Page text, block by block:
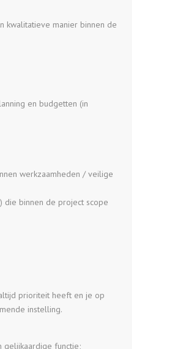
kwalitatieve manier binnen de
en budgetten (in
werkzaamheden / veilige
die binnen de project scope
prioriteit heeft en je op
instelling.
gelijkaardige functie;